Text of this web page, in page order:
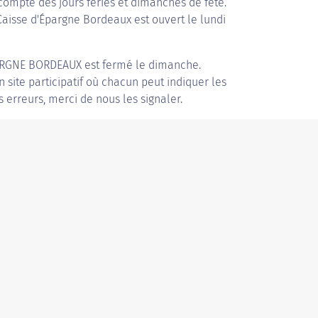
d'Épargne Bordeaux est ouvert le lundi
BORDEAUX est fermé le dimanche.
site participatif où chacun peut indiquer les
erreurs, merci de nous les signaler.